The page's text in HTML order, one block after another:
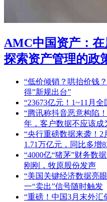
AMC中国资产：
探索资产管理的政
“低价倾销？哄抬价钱
得”新规出台”
“23673亿元！1~11月
“腾讯称抖音恶意构陷
年，客户数据不应该成
“央行重磅数据来袭！2
1.71万亿元，同比多增
“4000亿“猪茅”财务数
刚刚，牧原股份发声
“美国关键经济数据亮
一“卖出”信号随时触发
“重磅！中国3月末外